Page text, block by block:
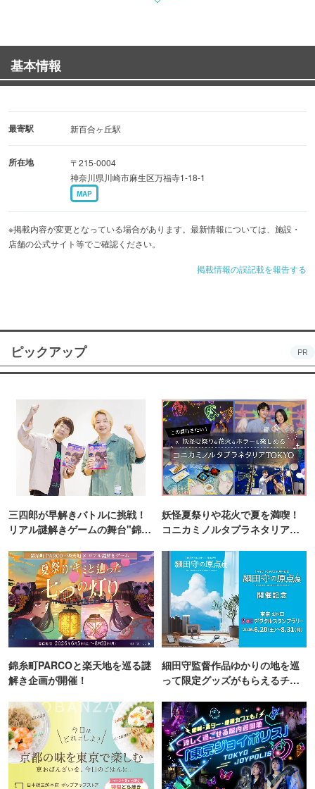
基本情報
最寄駅 新百合ヶ丘駅
所在地
〒215-0004
神奈川県川崎市麻生区万福寺1-18-1
MAP
※掲載内容が変更となっている場合があります。最新情報については、施設・
店舗の公式サイト等でご確認ください。
掲載情報の誤記載を報告する
ピックアップ PR
三四郎が早解きバトルに挑戦！
リアル謎解きゲームの舞台"錦糸
妖怪夏祭りや花火で夏を満喫！
コニカミノルタプラネタリア
錦糸町PARCOと楽天地を巡る謎
解き企画が開催！
細田守監督作品ゆかりの地を巡
って限定グッズがもらえるチャ